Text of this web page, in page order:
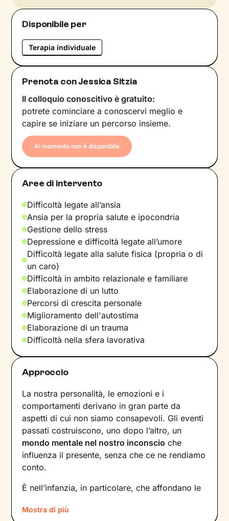
Disponibile per
Terapia individuale
Prenota con Jessica Sitzia
Il colloquio conoscitivo è gratuito:
potrete cominciare a conoscervi meglio e
capire se iniziare un percorso insieme.
Al momento non è disponibile
Aree di intervento
Difficoltà legate all’ansia
Ansia per la propria salute e ipocondria
Gestione dello stress
Depressione e difficoltà legate all’umore
Difficoltà legate alla salute fisica (propria o di
un caro)
Difficoltà in ambito relazionale e familiare
Elaborazione di un lutto
Percorsi di crescita personale
Miglioramento dell'autostima
Elaborazione di un trauma
Difficoltà nella sfera lavorativa
Approccio
La nostra personalità, le emozioni e i
comportamenti derivano in gran parte da
aspetti di cui non siamo consapevoli. Gli eventi
passati costruiscono, uno dopo l’altro, un
mondo mentale nel nostro inconscio che
influenza il presente, senza che ce ne rendiamo
conto.
È nell’infanzia, in particolare, che affondano le
e agire: leesperienze vissute in famiglia
Mostra di più